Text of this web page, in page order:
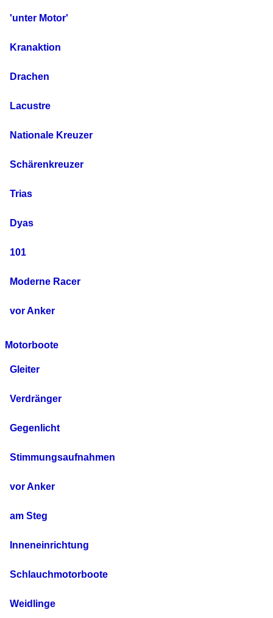
'unter Motor'
Kranaktion
Drachen
Lacustre
Nationale Kreuzer
Schärenkreuzer
Trias
Dyas
101
Moderne Racer
vor Anker
Motorboote
Gleiter
Verdränger
Gegenlicht
Stimmungsaufnahmen
vor Anker
am Steg
Inneneinrichtung
Schlauchmotorboote
Weidlinge